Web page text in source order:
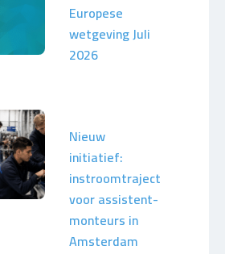
Europese
wetgeving Juli
2026
Nieuw
initiatief:
instroomtraject
voor assistent-
monteurs in
Amsterdam